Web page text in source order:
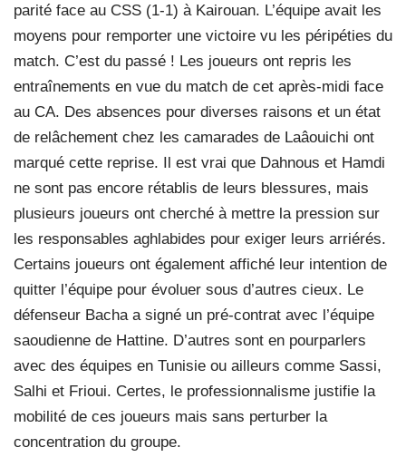
parité face au CSS (1-1) à Kairouan. L’équipe avait les
moyens pour remporter une victoire vu les péripéties du
match. C’est du passé ! Les joueurs ont repris les
entraînements en vue du match de cet après-midi face
au CA. Des absences pour diverses raisons et un état
de relâchement chez les camarades de Laâouichi ont
marqué cette reprise. Il est vrai que Dahnous et Hamdi
ne sont pas encore rétablis de leurs blessures, mais
plusieurs joueurs ont cherché à mettre la pression sur
les responsables aghlabides pour exiger leurs arriérés.
Certains joueurs ont également affiché leur intention de
quitter l’équipe pour évoluer sous d’autres cieux. Le
défenseur Bacha a signé un pré-contrat avec l’équipe
saoudienne de Hattine. D’autres sont en pourparlers
avec des équipes en Tunisie ou ailleurs comme Sassi,
Salhi et Frioui. Certes, le professionnalisme justifie la
mobilité de ces joueurs mais sans perturber la
concentration du groupe.